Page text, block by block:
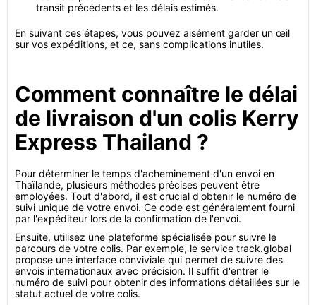
transit précédents et les délais estimés.
En suivant ces étapes, vous pouvez aisément garder un œil
sur vos expéditions, et ce, sans complications inutiles.
Comment connaître le délai
de livraison d'un colis Kerry
Express Thailand ?
Pour déterminer le temps d'acheminement d'un envoi en
Thaïlande, plusieurs méthodes précises peuvent être
employées. Tout d'abord, il est crucial d'obtenir le numéro de
suivi unique de votre envoi. Ce code est généralement fourni
par l'expéditeur lors de la confirmation de l'envoi.
Ensuite, utilisez une plateforme spécialisée pour suivre le
parcours de votre colis. Par exemple, le service track.global
propose une interface conviviale qui permet de suivre des
envois internationaux avec précision. Il suffit d'entrer le
numéro de suivi pour obtenir des informations détaillées sur le
statut actuel de votre colis.